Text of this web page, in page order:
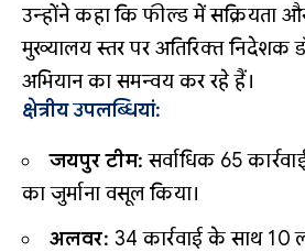
उन्होंने कहा कि फील्ड में सक्रियता
मुख्यालय स्तर पर अतिरिक्त निदेशक
अभियान का समन्वय कर रहे हैं।
क्षेत्रीय उपलब्धियां:
जयपुर टीम: सर्वाधिक 65
का जुर्माना वसूल किया।
अलवर: 34 कार्रवाई के साथ 10